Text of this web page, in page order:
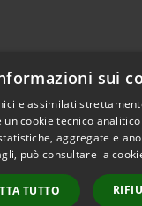
Email:
Pec:
IPA Indice delle
Elenco contatti interni
sui
e assimilati
un cookie tecnico
aggregate e
può consultare la
TUTTO